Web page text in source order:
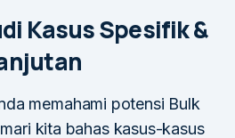
Kasus Spesifik &
memahami potensi Bulk
kita bahas kasus-kasus